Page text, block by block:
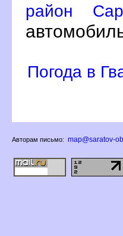
район
Погода в
Авторам письмо: map@saratov-